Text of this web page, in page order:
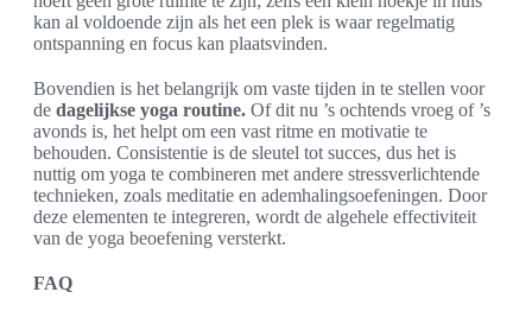
kan al voldoende zijn als het een plek is waar regelmatig
ontspanning en focus kan plaatsvinden.
Bovendien is het belangrijk om vaste tijden in te stellen voor
de dagelijkse yoga routine. Of dit nu ’s ochtends vroeg of ’s
avonds is, het helpt om een vast ritme en motivatie te
behouden. Consistentie is de sleutel tot succes, dus het is
nuttig om yoga te combineren met andere stressverlichtende
technieken, zoals meditatie en ademhalingsoefeningen. Door
deze elementen te integreren, wordt de algehele effectiviteit
van de yoga beoefening versterkt.
FAQ